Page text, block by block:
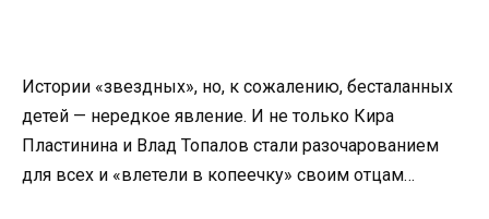
Истории «звездных», но, к сожалению, бесталанных
детей — нередкое явление. И не только Кира
Пластинина и Влад Топалов стали разочарованием
для всех и «влетели в копеечку» своим отцам…